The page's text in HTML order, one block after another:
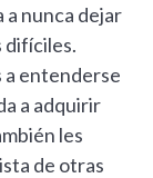
a nunca dejar
difíciles.
a entenderse
a adquirir
les
de otras